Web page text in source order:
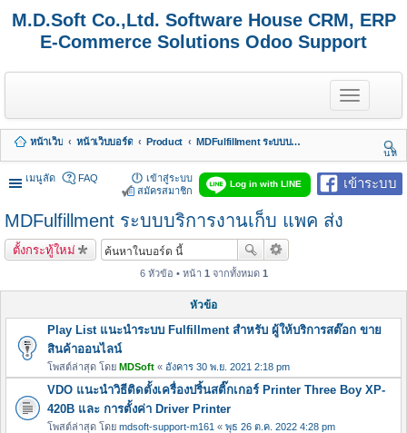
M.D.Soft Co.,Ltd. Software House CRM, ERP
E-Commerce Solutions Odoo Support
T
o
g
e
n
a
หน้าเว็บ หน้าเว็บบอร์ด Product
MDFulfillment ระบบบริการงานเก็บ แพค ส่ง
นห
า
เมนูลัด
เข้าระบบ
Log in with LINE
FAQ
เข้าสู่ระบบ
สมัครสมาชิก
MDFulfillment ระบบบริการงานเก็บ แพค ส่ง
ตั้งกระทู้ใหม่
6 หัวข้อ • หน้า 1 จากทั้งหมด 1
หัวข้อ
Play List แนะนำระบบ Fulfillment สำหรับ ผู้ให้บริการสต๊อก ขาย
สินค้าออนไลน์
โพสต์ล่าสุด โดย MDSoft « อังคาร 30 พ.ย. 2021 2:18 pm
VDO แนะนำวิธีติดตั้งเครื่องปริ้นสติ๊กเกอร์ Printer Three Boy XP-
420B และ การตั้งค่า Driver Printer
โพสต์ล่าสุด โดย mdsoft-support-m161 « พุธ 26 ต.ค. 2022 4:28 pm